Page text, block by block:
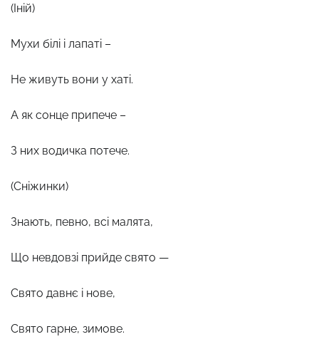
(Іній)
Мухи білі і лапаті –
Не живуть вони у хаті.
А як сонце припече –
З них водичка потече.
(Сніжинки)
Знають, певно, всі малята,
Що невдовзі прийде свято —
Свято давнє і нове,
Свято гарне, зимове.